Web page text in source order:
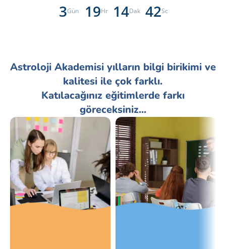
3Gün 19Hr 14Dak 41Sc
Astroloji Akademisi yılların bilgi birikimi ve
kalitesi ile çok farklı.
Katılacağınız eğitimlerde farkı
göreceksiniz...